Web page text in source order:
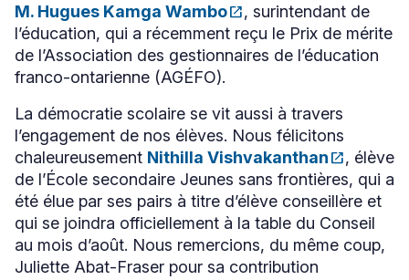
M. Hugues Kamga Wamboopen_in_new
Ce
lien
s'ouvrira
dans
une
fenêtre
, surintendant de
l’éducation, qui a récemment reçu le Prix de mérite
de l’Association des gestionnaires de l’éducation
franco-ontarienne (AGÉFO).
La démocratie scolaire se vit aussi à travers
l’engagement de nos élèves. Nous félicitons
chaleureusement Nithilla Vishvakanthanopen_in_new
Ce
lien
s'ouvrira
dans
une
nouvelle
fenêtre
, élève
de l’École secondaire Jeunes sans frontières, qui a
été élue par ses pairs à titre d’élève conseillère et
qui se joindra officiellement à la table du Conseil
au mois d’août. Nous remercions, du même coup,
Juliette Abat-Fraser pour sa contribution